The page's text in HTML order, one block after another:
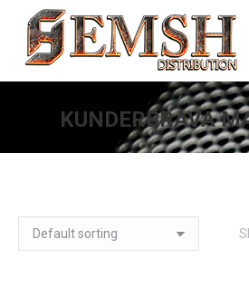
KUNDERBRAVA
You